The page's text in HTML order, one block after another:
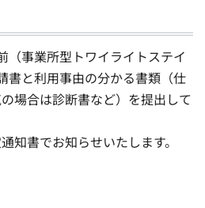
（事業所型トワイライトステイ
書と利用事由の分かる書類（仕
場合は診断書など）を提出して
知書でお知らせいたします。